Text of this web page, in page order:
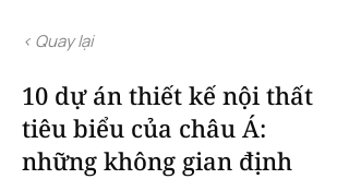
< Quay lại
10 dự án thiết kế nội thất
tiêu biểu của châu Á:
những không gian định